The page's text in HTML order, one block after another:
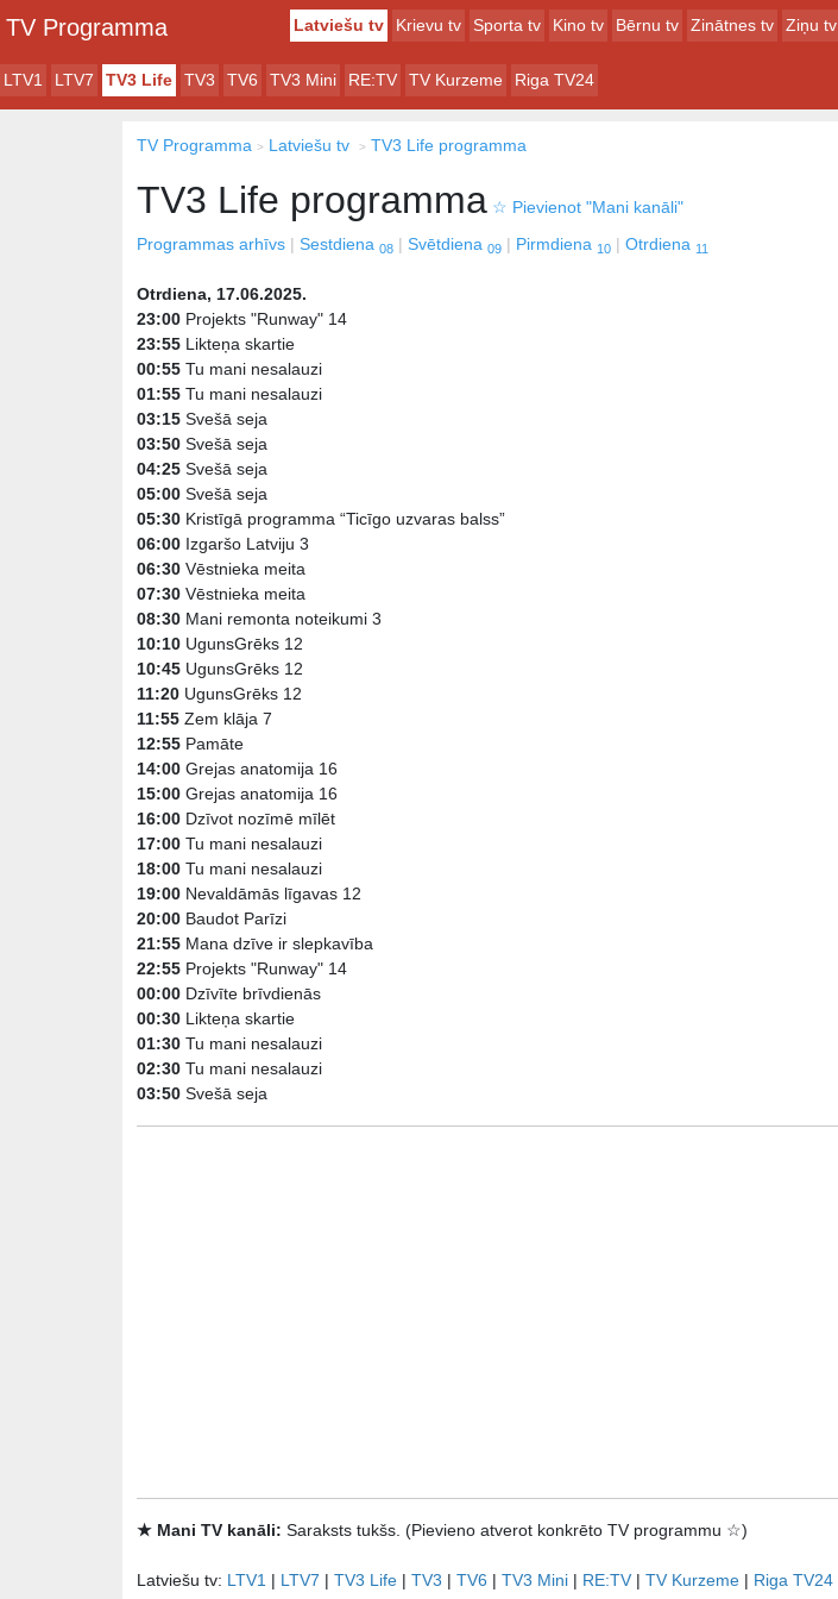
TV Programma Latviešu tv Krievu tv Sporta tv Kino tv Bērnu tv Zinātnes tv Ziņu tv
LTV1 LTV7 TV3 Life TV3 TV6 TV3 Mini RE:TV TV Kurzeme Riga TV24
TV Programma Latviešu tv TV3 Life programma
TV3 Life programma ☆ Pievienot "Mani kanāli"
Programmas arhīvs
Sestdiena 08 Svētdiena 09 Pirmdiena 10 Otrdiena 11
Otrdiena, 17.06.2025.
23:00 Projekts "Runway" 14
23:55 Likteņa skartie
00:55 Tu mani nesalauzi
01:55 Tu mani nesalauzi
03:15 Svešā seja
03:50 Svešā seja
04:25 Svešā seja
05:00 Svešā seja
05:30 Kristīgā programma “Ticīgo uzvaras balss”
06:00 Izgaršo Latviju 3
06:30 Vēstnieka meita
07:30 Vēstnieka meita
08:30 Mani remonta noteikumi 3
10:10 UgunsGrēks 12
10:45 UgunsGrēks 12
11:20 UgunsGrēks 12
11:55 Zem klāja 7
12:55 Pamāte
14:00 Grejas anatomija 16
15:00 Grejas anatomija 16
16:00 Dzīvot nozīmē mīlēt
17:00 Tu mani nesalauzi
18:00 Tu mani nesalauzi
19:00 Nevaldāmās līgavas 12
20:00 Baudot Parīzi
21:55 Mana dzīve ir slepkavība
22:55 Projekts "Runway" 14
00:00 Dzīvīte brīvdienās
00:30 Likteņa skartie
01:30 Tu mani nesalauzi
02:30 Tu mani nesalauzi
03:50 Svešā seja
★ Mani TV kanāli: Saraksts tukšs. (Pievieno atverot konkrēto TV programmu ☆)
Latviešu tv: LTV1 | LTV7 | TV3 Life | TV3 | TV6 | TV3 Mini | RE:TV | TV Kurzeme | Riga TV24